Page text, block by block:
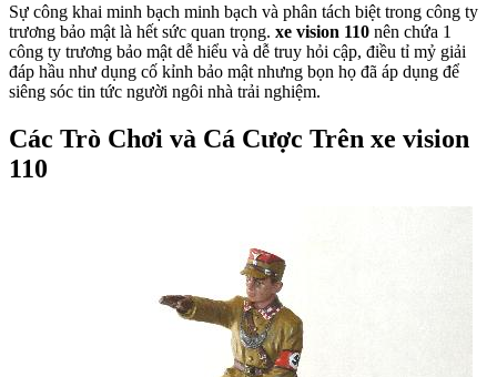
Sự công khai minh bạch minh bạch và phân tách biệt trong công ty
trương bảo mật là hết sức quan trọng. xe vision 110 nên chứa 1
công ty trương bảo mật dễ hiểu và dễ truy hỏi cập, điều tỉ mỷ giải
đáp hầu như dụng cố kỉnh bảo mật nhưng bọn họ đã áp dụng để
siêng sóc tin tức người ngôi nhà trải nghiệm.
Các Trò Chơi và Cá Cược Trên xe vision
110